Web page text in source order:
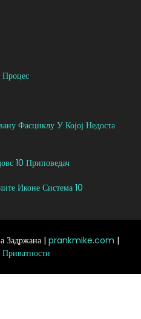
Фасциклу У Којој Недоста
10 Приповедач
Иконе Система 10
| prankmike.com |